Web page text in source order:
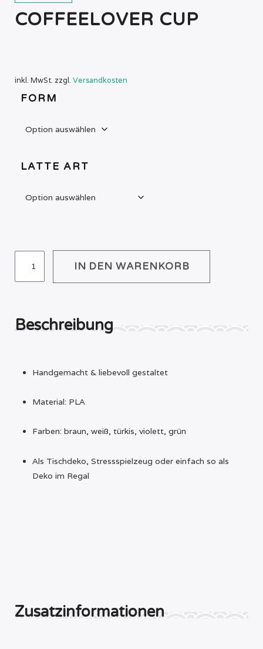
COFFEELOVER CUP
inkl. MwSt. zzgl. Versandkosten
FORM
LATTE ART
CLICKER
COFFEELOVER
MENGE
IN DEN WARENKORB
Beschreibung
Handgemacht & liebevoll gestaltet
Material: PLA
Farben: braun, weiß, türkis, violett, grün
Als Tischdeko, Stressspielzeug oder einfach so als
Deko im Regal
Zusatzinformationen